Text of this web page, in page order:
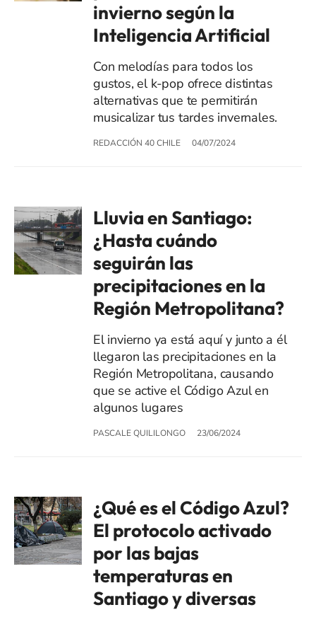
invierno según la
Inteligencia Artificial
Con melodías para todos los
gustos, el k-pop ofrece distintas
alternativas que te permitirán
musicalizar tus tardes invernales.
REDACCIÓN 40 CHILE 04/07/2024
Lluvia en Santiago:
¿Hasta cuándo
seguirán las
precipitaciones en la
Región Metropolitana?
El invierno ya está aquí y junto a él
llegaron las precipitaciones en la
Región Metropolitana, causando
que se active el Código Azul en
algunos lugares
PASCALE QUILILONGO 23/06/2024
¿Qué es el Código Azul?
El protocolo activado
por las bajas
temperaturas en
Santiago y diversas